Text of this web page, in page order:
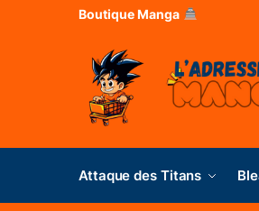
Boutique Manga
Attaque des Titans